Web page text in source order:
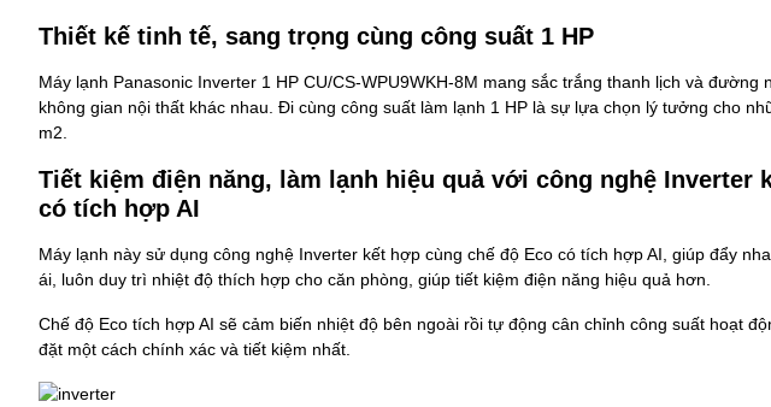
Thiết kế tinh tế, sang trọng cùng công suất 1 HP
Máy lạnh Panasonic Inverter 1 HP CU/CS-WPU9WKH-8M mang sắc trắng thanh lịch và đường
không gian nội thất khác nhau. Đi cùng công suất làm lạnh 1 HP là sự lựa chọn lý tưởng cho
m2.
Tiết kiệm điện năng, làm lạnh hiệu quả với công nghệ Inverter
có tích hợp AI
Máy lạnh này sử dụng công nghệ Inverter kết hợp cùng chế độ Eco có tích hợp AI, giúp đẩy
ái, luôn duy trì nhiệt độ thích hợp cho căn phòng, giúp tiết kiệm điện năng hiệu quả hơn.
Chế độ Eco tích hợp AI sẽ cảm biến nhiệt độ bên ngoài rồi tự động cân chỉnh công suất hoạt
đặt một cách chính xác và tiết kiệm nhất.